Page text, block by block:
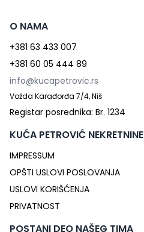
O NAMA
+381 63 433 007
+381 60 05 444 89
info@kucapetrovic.rs
Vožda Karađorđa 7/4, Niš
Registar posrednika: Br. 1234
KUĆA PETROVIĆ NEKRETNINE
IMPRESSUM
OPŠTI USLOVI POSLOVANJA
USLOVI KORIŠĆENJA
PRIVATNOST
POSTANI DEO NAŠEG TIMA